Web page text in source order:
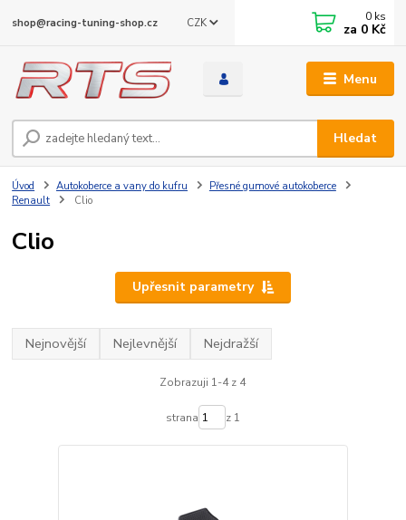
Menu
CZK
Hledat
shop@racing-tuning-shop.cz 0 ks
za 0 Kč
Úvod Autokoberce a vany do kufru
Přesné gumové autokoberce
Renault
Clio
Clio
Upřesnit parametry
Nejnovější Nejlevnější Nejdražší
Zobrazuji 1-4 z 4
strana z 1